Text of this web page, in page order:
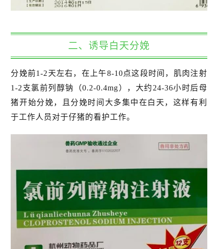
二、诱导白天分娩
分娩前1-2天左右，在上午8-10点这段时间，肌肉注射
1-2支氯前列醇钠（0.2-0.4mg），大约24-36小时后母
猪开始分娩，且分娩时间大多集中在白天，这样有利
于工作人员对于仔猪的看护工作。